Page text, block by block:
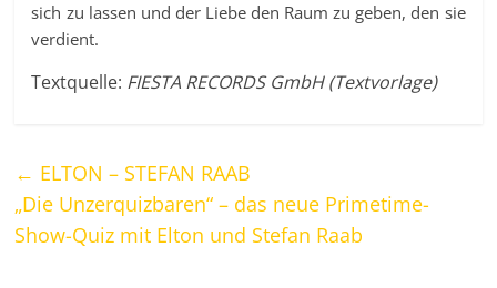
sich zu lassen und der Liebe den Raum zu geben, den sie
verdient.
Textquelle: FIESTA RECORDS GmbH (Textvorlage)
← ELTON – STEFAN RAAB
„Die Unzerquizbaren“ – das neue Primetime-
Show-Quiz mit Elton und Stefan Raab